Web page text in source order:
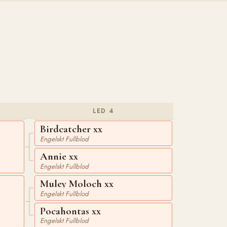
LED 4
Birdcatcher xx
Engelskt Fullblod
Annie xx
Engelskt Fullblod
Muley Moloch xx
Engelskt Fullblod
Pocahontas xx
Engelskt Fullblod